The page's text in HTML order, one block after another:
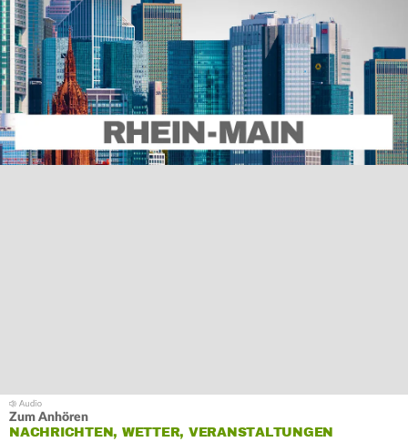
Zum Anhören
NACHRICHTEN, WETTER, VERANSTALTUNGEN